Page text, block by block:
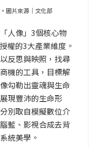
圖片來源｜文化部
人像」3個核心物
權的3大產業維度。
反思與映照，找尋
機的工具，目標解
勾勒出靈魂與生命
現豐沛的生命形
別取自模擬數位介
藍、影視合成去背
統美學。